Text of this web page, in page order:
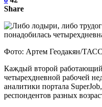
Share
Фото: Артем Геодакян/
Каждый второй
четырехдневной рабочей
аналитики портала
респондентов разных